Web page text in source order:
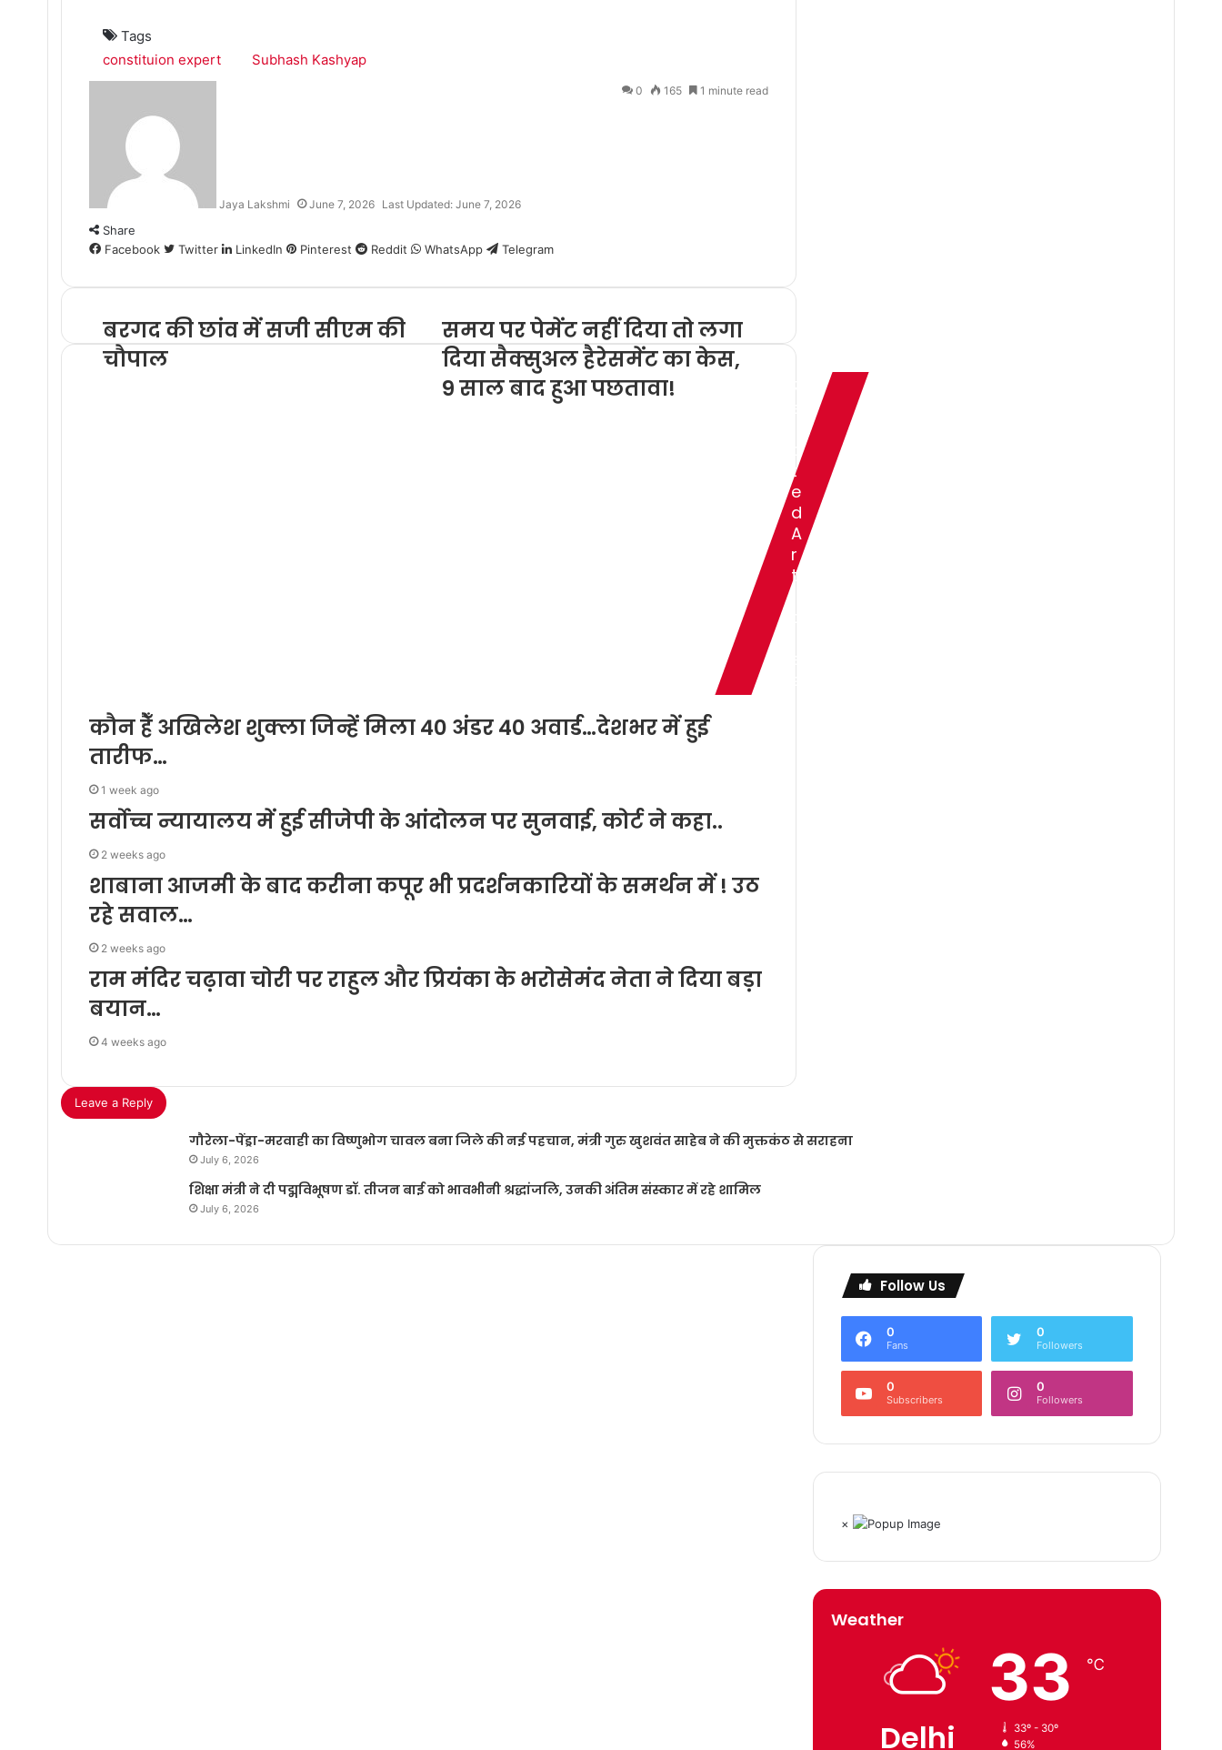
Tags
constituion expert
Subhash Kashyap
Jaya Lakshmi June 7, 2026 Last Updated: June 7, 2026
0 165 1 minute read
Share
Facebook
Twitter LinkedIn Pinterest Reddit WhatsApp Telegram
बरगद की छांव में सजी सीएम की
चौपाल
समय पर पेमेंट नहीं दिया तो लगा
दिया सैक्सुअल हैरेसमेंट का केस,
9 साल बाद हुआ पछतावा!
R
e
a
t
e
d
A
r
t
i
c
e
s
कौन हैँ अखिलेश शुक्ला जिन्हें मिला 40 अंडर 40 अवार्ड…देशभर में हुई
तारीफ…
1 week ago
सर्वोच्च न्यायालय में हुई सीजेपी के आंदोलन पर सुनवाई, कोर्ट ने कहा..
2 weeks ago
शाबाना आजमी के बाद करीना कपूर भी प्रदर्शनकारियों के समर्थन में ! उठ
रहे सवाल…
2 weeks ago
राम मंदिर चढ़ावा चोरी पर राहुल और प्रियंका के भरोसेमंद नेता ने दिया बड़ा
बयान…
4 weeks ago
Leave a Reply
गौरेला-पेंड्रा-मरवाही का विष्णुभोग चावल बना जिले की नई पहचान, मंत्री गुरु खुशवंत साहेब ने की मुक्तकंठ से सराहना
July 6, 2026
शिक्षा मंत्री ने दी पद्मविभूषण डॉ. तीजन बाई को भावभीनी श्रद्धांजलि, उनकी अंतिम संस्कार में रहे शामिल
July 6, 2026
Follow Us
0
Fans
0
Followers
0
Subscribers
0
Followers
×
Weather
Delhi
33 ℃
33º - 30º
56%